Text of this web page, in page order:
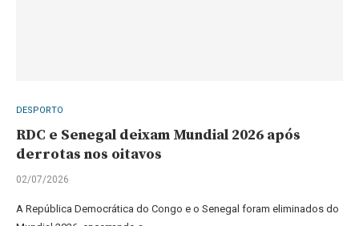
DESPORTO
RDC e Senegal deixam Mundial 2026 após
derrotas nos oitavos
02/07/2026
A República Democrática do Congo e o Senegal foram eliminados do